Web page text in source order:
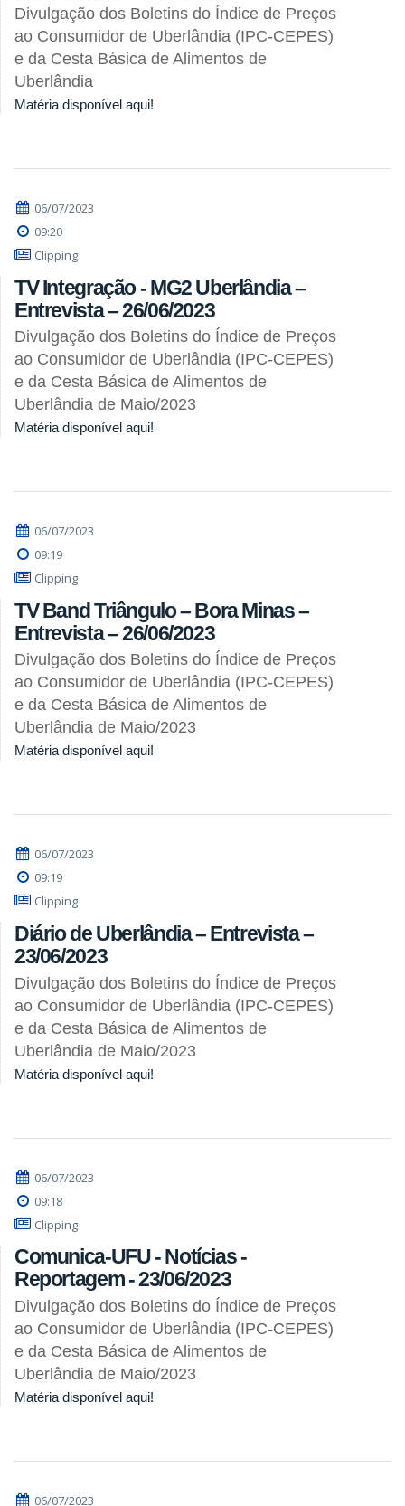
Divulgação dos Boletins do Índice de Preços
ao Consumidor de Uberlândia (IPC-CEPES)
e da Cesta Básica de Alimentos de
Uberlândia
Matéria disponível aqui!
06/07/2023
09:20
Clipping
TV Integração - MG2 Uberlândia –
Entrevista – 26/06/2023
Divulgação dos Boletins do Índice de Preços
ao Consumidor de Uberlândia (IPC-CEPES)
e da Cesta Básica de Alimentos de
Uberlândia de Maio/2023
Matéria disponível aqui!
06/07/2023
09:19
Clipping
TV Band Triângulo – Bora Minas –
Entrevista – 26/06/2023
Divulgação dos Boletins do Índice de Preços
ao Consumidor de Uberlândia (IPC-CEPES)
e da Cesta Básica de Alimentos de
Uberlândia de Maio/2023
Matéria disponível aqui!
06/07/2023
09:19
Clipping
Diário de Uberlândia – Entrevista –
23/06/2023
Divulgação dos Boletins do Índice de Preços
ao Consumidor de Uberlândia (IPC-CEPES)
e da Cesta Básica de Alimentos de
Uberlândia de Maio/2023
Matéria disponível aqui!
06/07/2023
09:18
Clipping
Comunica-UFU - Notícias -
Reportagem - 23/06/2023
Divulgação dos Boletins do Índice de Preços
ao Consumidor de Uberlândia (IPC-CEPES)
e da Cesta Básica de Alimentos de
Uberlândia de Maio/2023
Matéria disponível aqui!
06/07/2023